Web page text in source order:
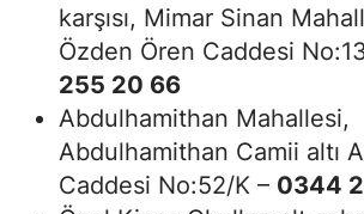
karşısı, Mimar Sinan
Özden Ören Caddesi
255 20 66
Abdulhamithan Mahallesi,
Abdulhamithan Camii altı
Caddesi No:52/K – 0344